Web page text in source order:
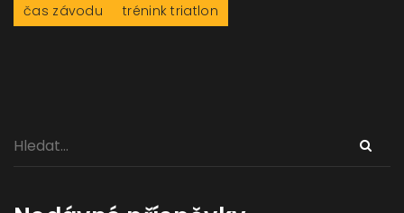
čas závodu
trénink triatlon